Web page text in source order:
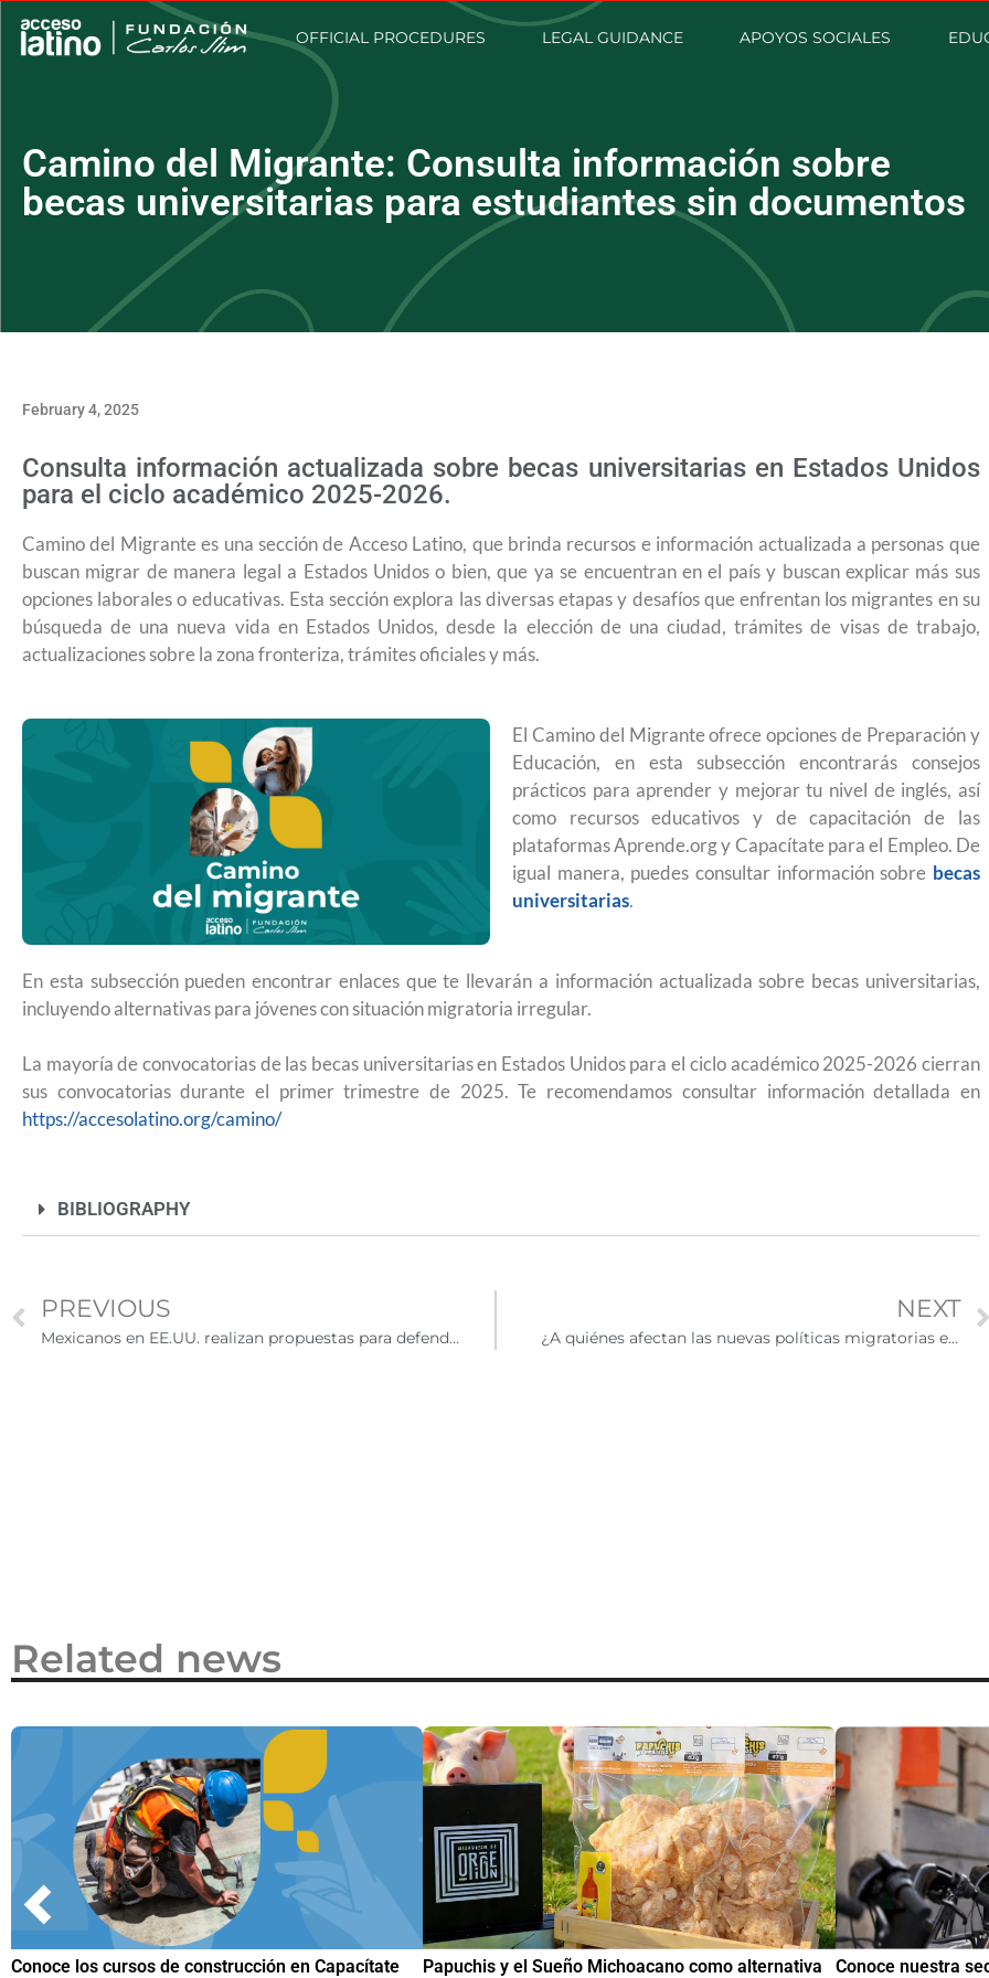
OFFICIAL PROCEDURES LEGAL GUIDANCE APOYOS SOCIALES
Camino del Migrante: Consulta información sobre
becas universitarias para estudiantes sin documentos
February 4, 2025
Consulta información actualizada sobre becas universitarias en Estados Unidos
para el ciclo académico 2025-2026.
Camino del Migrante es una sección de Acceso Latino, que brinda recursos e información actualizada a personas que
buscan migrar de manera legal a Estados Unidos o bien, que ya se encuentran en el país y buscan explicar más sus
opciones laborales o educativas. Esta sección explora las diversas etapas y desafíos que enfrentan los migrantes en su
búsqueda de una nueva vida en Estados Unidos, desde la elección de una ciudad, trámites de visas de trabajo,
actualizaciones sobre la zona fronteriza, trámites oficiales y más.
El Camino del Migrante ofrece opciones de Preparación y
Educación, en esta subsección encontrarás consejos
prácticos para aprender y mejorar tu nivel de inglés, así
como recursos educativos y de capacitación de las
plataformas Aprende.org y Capacítate para el Empleo. De
igual manera, puedes consultar información sobre becas
universitarias.
En esta subsección pueden encontrar enlaces que te llevarán a información actualizada sobre becas universitarias,
incluyendo alternativas para jóvenes con situación migratoria irregular.
La mayoría de convocatorias de las becas universitarias en Estados Unidos para el ciclo académico 2025-2026 cierran
sus convocatorias durante el primer trimestre de 2025. Te recomendamos consultar información detallada en
https://accesolatino.org/camino/
BIBLIOGRAPHY
PREVIOUS
Mexicanos en EE.UU. realizan propuestas para defender a la comunidad migrante
NEXT
¿A quiénes afectan las nuevas políticas migratorias en Estados Unidos?
USCIS anuncia cambio de regla que le permite
remitir casos de asilo a jueces de inmigración sin
Conoce los cursos de construcción en Capacítate
Related news
Papuchis y el Sueño Michoacano como alternativa Conoce nuestra sección de Educación y Empleo: IMME realiza la 2ª